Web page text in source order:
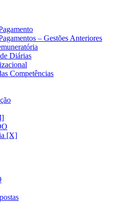
– Gestões Anteriores
Diárias
Competências
[X]